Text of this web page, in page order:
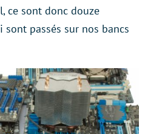
ce sont donc douze
passés sur nos bancs